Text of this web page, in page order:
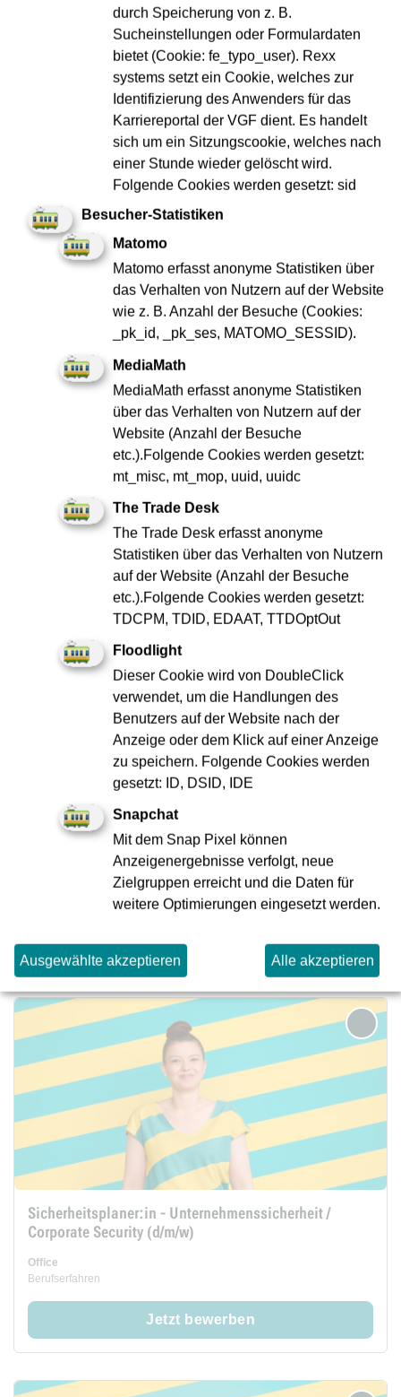
Elektroniker:in / Mechatroniker:in - Prüfung und
Inbetriebnahme Schienenfahrzeuge (d/m/w)
Jetzt bewerben
merken
Elektroniker:in / Mechatroniker:in Bahnstromanlagen
Elektro & Metall
Absolvent:in
Jetzt bewerben
MSR-Techniker:in in der Gebäudetechnik (d/m/w)
Absolvent:in, Berufserfahren
merken
Sicherheitsplaner:in - Unternehmenssicherheit /
Corporate Security (d/m/w)
Office
Berufserfahren
Jetzt bewerben
durch Speicherung von z. B.
Sucheinstellungen oder Formulardaten
bietet (Cookie: fe_typo_user). Rexx
systems setzt ein Cookie, welches zur
Identifizierung des Anwenders für das
Karriereportal der VGF dient. Es handelt
sich um ein Sitzungscookie, welches nach
einer Stunde wieder gelöscht wird.
Folgende Cookies werden gesetzt: sid
Besucher-Statistiken
Matomo
Matomo erfasst anonyme Statistiken über
das Verhalten von Nutzern auf der Website
wie z. B. Anzahl der Besuche (Cookies:
_pk_id, _pk_ses, MATOMO_SESSID).
MediaMath
MediaMath erfasst anonyme Statistiken
über das Verhalten von Nutzern auf der
Website (Anzahl der Besuche
etc.).Folgende Cookies werden gesetzt:
mt_misc, mt_mop, uuid, uuidc
The Trade Desk
The Trade Desk erfasst anonyme
Statistiken über das Verhalten von Nutzern
auf der Website (Anzahl der Besuche
etc.).Folgende Cookies werden gesetzt:
TDCPM, TDID, EDAAT, TTDOptOut
Floodlight
Dieser Cookie wird von DoubleClick
verwendet, um die Handlungen des
Benutzers auf der Website nach der
Anzeige oder dem Klick auf einer Anzeige
zu speichern. Folgende Cookies werden
gesetzt: ID, DSID, IDE
Snapchat
Mit dem Snap Pixel können
Anzeigenergebnisse verfolgt, neue
Zielgruppen erreicht und die Daten für
weitere Optimierungen eingesetzt werden.
Ausgewählte akzeptieren Alle akzeptieren